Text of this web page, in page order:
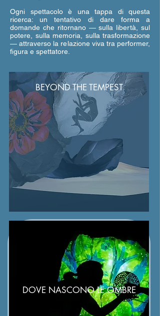
Ogni spettacolo è una tappa di questa
ricerca: un tentativo di dare forma a
domande che ritornano — sulla libertà, sul
potere, sulla memoria, sulla trasformazione
— attraverso la relazione viva tra performer,
figura e spettatore.
BEYOND THE TEMPEST
DOVE NASCONO LE OMBRE